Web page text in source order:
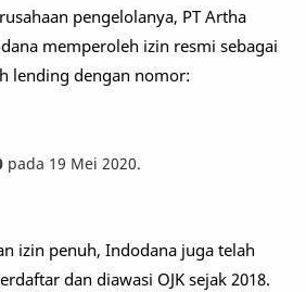
pengelolanya, PT Artha
memperoleh izin resmi sebagai
lending dengan nomor:
pada 19 Mei 2020.
izin penuh, Indodana juga telah
dan diawasi OJK sejak 2018.